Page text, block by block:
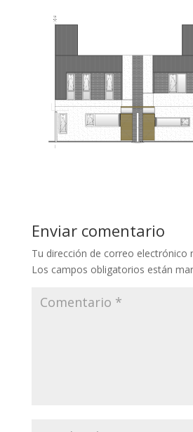
Enviar comentario
Tu dirección de correo electrónico
Los campos obligatorios están